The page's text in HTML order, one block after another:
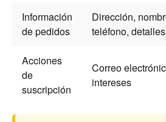
Información
de pedidos
Dirección,
teléfono,
Acciones
de
suscripción
Correo
intereses